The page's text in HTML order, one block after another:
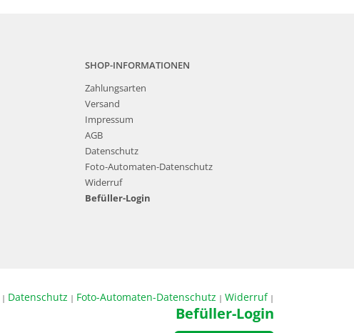
SHOP-INFORMATIONEN
Zahlungsarten
Versand
Impressum
AGB
Datenschutz
Foto-Automaten-Datenschutz
Widerruf
Befüller-Login
| Datenschutz | Foto-Automaten-Datenschutz | Widerruf |
Befüller-Login